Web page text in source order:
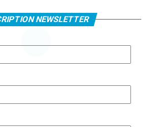
Birkin sur la scène du Mail
rayon blanc crée un puits de lumière
Jane Birkin au Mail. Habillée en
dans sa poche de gauche, elle
les genoux légèrement pliés. C’est un
NEWSLETTER